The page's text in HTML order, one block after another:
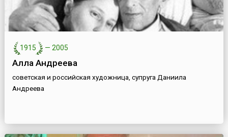
1915 — 2005
Алла Андреева
советская и российская художница, супруга Даниила
Андреева